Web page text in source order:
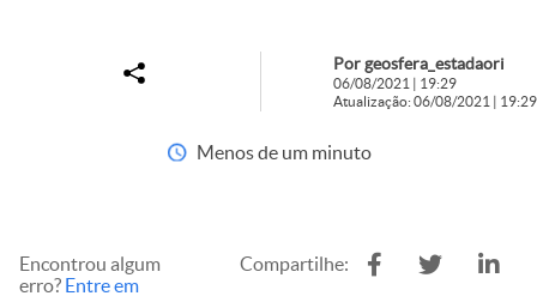
Por geosfera_estadaori
06/08/2021 | 19:29
Atualização: 06/08/2021 | 19:29
Menos de um minuto
Encontrou algum
erro? Entre em
Compartilhe: